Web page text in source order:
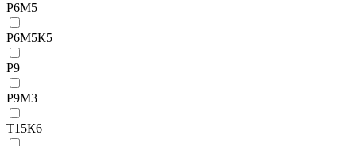
Р6М5
Р6М5К5
Р9
Р9М3
Т15К6